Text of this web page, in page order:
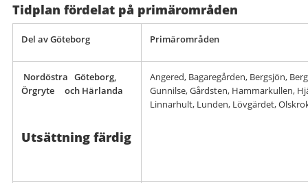
Tidplan fördelat på primärområden
Del av Göteborg Primärområden
Nordöstra Göteborg,
Örgryte och Härlanda
Utsättning färdig
Angered, Bagaregården, Bergsjön,
Gunnilse, Gårdsten, Hammarkullen,
Linnarhult, Lunden, Lövgärdet,